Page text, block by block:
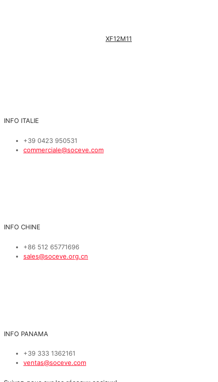
XF12M11
INFO ITALIE
+39 0423 950531
commerciale@soceve.com
INFO CHINE
+86 512 65771696
sales@soceve.org.cn
INFO PANAMA
+39 333 1362161
ventas@soceve.com